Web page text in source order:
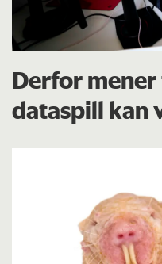
Derfor
dataspill kan